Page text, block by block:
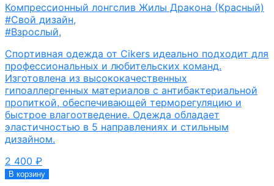
Компрессионный лонгслив Жилы Дракона (Красный)
#Свой дизайн,
#Взрослый,
Спортивная одежда от Cikers идеально подходит для
профессиональных и любительских команд.
Изготовлена из высококачественных
гипоаллергенных материалов с антибактериальной
пропиткой, обеспечивающей терморегуляцию и
быстрое влагоотведение. Одежда обладает
эластичностью в 5 направлениях и стильным
дизайном.
2 400 ₽
В корзину